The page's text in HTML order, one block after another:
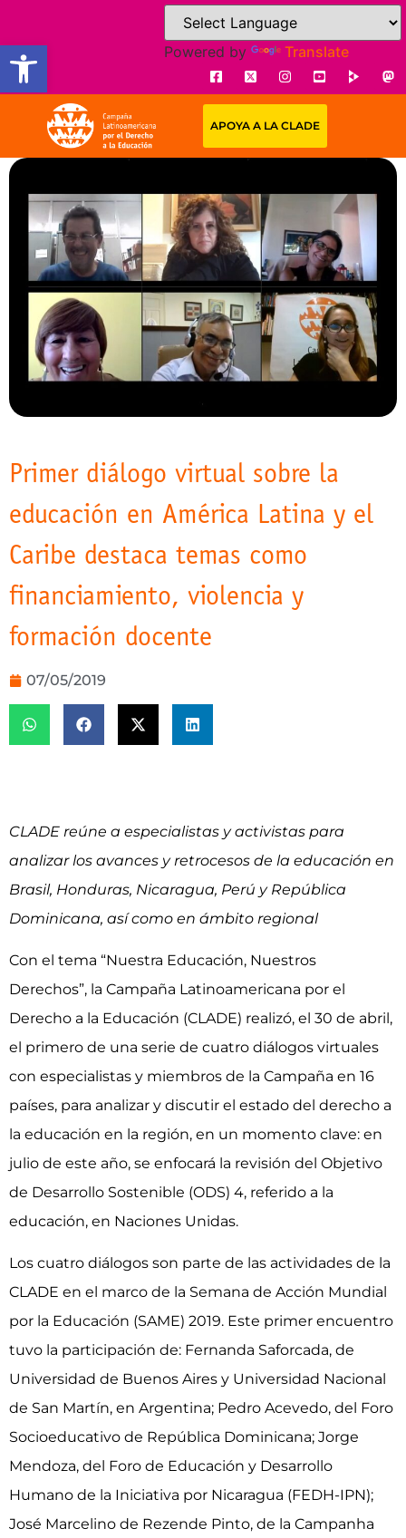
Open toolbarPowered by Translate
APOYA A LA CLADE
Primer diálogo virtual sobre la
educación en América Latina y el
Caribe destaca temas como
financiamiento, violencia y
formación docente
07/05/2019
CLADE reúne a especialistas y activistas para
analizar los avances y retrocesos de la educación en
Brasil, Honduras, Nicaragua, Perú y República
Dominicana, así como en ámbito regional
Con el tema “Nuestra Educación, Nuestros
Derechos”, la Campaña Latinoamericana por el
Derecho a la Educación (CLADE) realizó, el 30 de abril,
el primero de una serie de cuatro diálogos virtuales
con especialistas y miembros de la Campaña en 16
países, para analizar y discutir el estado del derecho a
la educación en la región, en un momento clave: en
julio de este año, se enfocará la revisión del Objetivo
de Desarrollo Sostenible (ODS) 4, referido a la
educación, en Naciones Unidas.
Los cuatro diálogos son parte de las actividades de la
CLADE en el marco de la Semana de Acción Mundial
por la Educación (SAME) 2019. Este primer encuentro
tuvo la participación de: Fernanda Saforcada, de
Universidad de Buenos Aires y Universidad Nacional
de San Martín, en Argentina; Pedro Acevedo, del Foro
Socioeducativo de República Dominicana; Jorge
Mendoza, del Foro de Educación y Desarrollo
Humano de la Iniciativa por Nicaragua (FEDH-IPN);
José Marcelino de Rezende Pinto, de la Campanha